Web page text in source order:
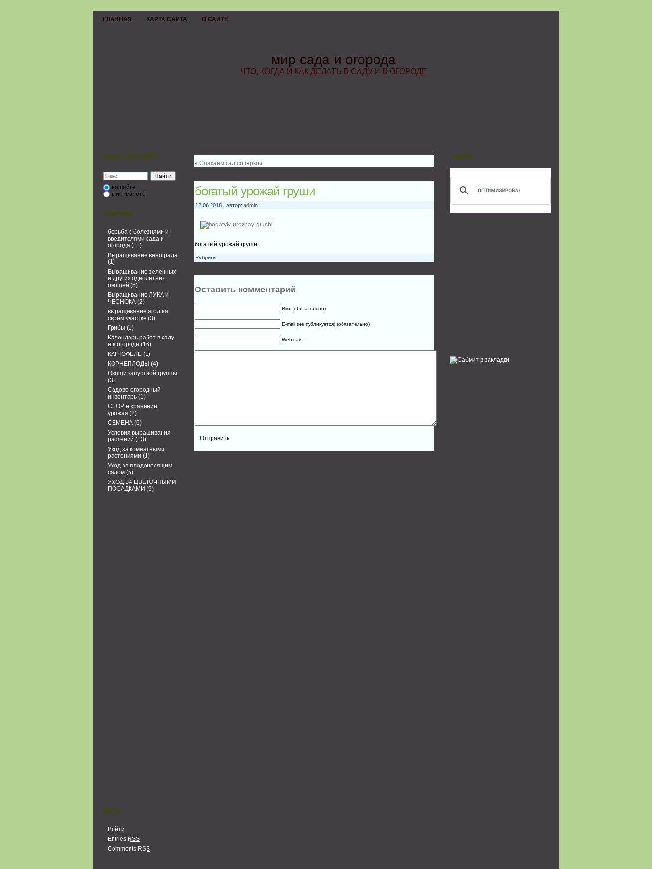
ГЛАВНАЯ КАРТА САЙТА О САЙТЕ
мир сада и огорода
ЧТО, КОГДА И КАК ДЕЛАТЬ В САДУ И В ОГОРОДЕ
ПОИСК ПО САЙТУ
на сайте
в интернете
РУБРИКИ
борьба с болезнями и
вредителями сада и
огорода (11)
Выращивание винограда
(1)
Выращивание зеленных
и других однолетних
овощей (5)
Выращивание ЛУКА и
ЧЕСНОКА (2)
выращивание ягод на
своем участке (3)
Грибы (1)
Календарь работ в саду
и в огороде (16)
КАРТОФЕЛЬ (1)
КОРНЕПЛОДЫ (4)
Овощи капустной группы
(3)
Садово-огородный
инвентарь (1)
СБОР и хранение
урожая (2)
СЕМЕНА (6)
Условия выращивания
растений (13)
Уход за комнатными
растениями (1)
Уход за плодоносящим
садом (5)
УХОД ЗА ЦВЕТОЧНЫМИ
ПОСАДКАМИ (9)
МЕТА
Войти
Entries RSS
Comments RSS
« Спасаем сад соляркой
богатый урожай груши
12.06.2018 | Автор: admin
богатый урожай груши
Рубрика:
Оставить комментарий
Имя (обязательно)
E-mail (не публикуется) (обязательно)
Web-сайт
НАЙТИ